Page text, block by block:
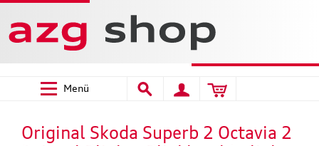
Menü
Original Skoda Superb 2 Octavia 2